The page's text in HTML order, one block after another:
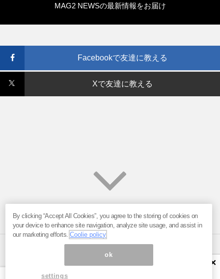
MAG2 NEWSの最新情報をお届け
Facebookで友達に教える
Xで友達に教える
ページ内の商標は全て商標権者に属します。無断転載を禁じます。 ©
まぐまぐ！
×
By clicking “Accept All Cookies”, you agree to the storing of cookies on
your device to enhance site navigation, analyze site usage, and assist in
our marketing efforts.Coolie policy
ok
settings